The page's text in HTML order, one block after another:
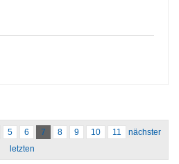
5 6 7 8 9 10 11
nächster
letzten